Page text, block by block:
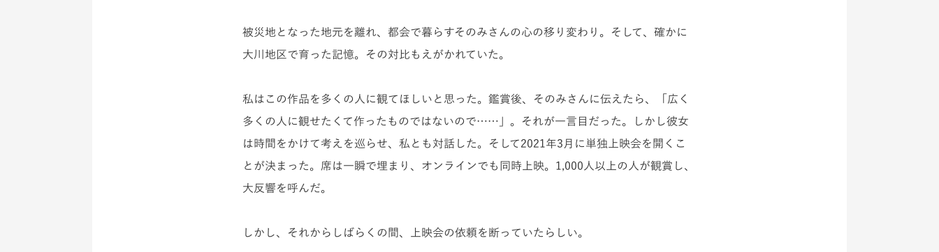
被災地となった地元を離れ、都会で暮らすそのみさんの心の移り変わり。そして、確かに
大川地区で育った記憶。その対比もえがかれていた。
私はこの作品を多くの人に観てほしいと思った。鑑賞後、そのみさんに伝えたら、「広く
多くの人に観せたくて作ったものではないので……」。それが一言目だった。しかし彼女
は 時間をかけて考えを巡らせ、 私とも 対話した。そして2021 年3月に単独上映会を開くこ
とが決まった。席は一瞬で埋まり、オンラインでも同時上映。1,000人以上の人が観賞し、
大反響を呼んだ。
しかし、それからしばらくの間、上映会の依頼を断っていたらしい。